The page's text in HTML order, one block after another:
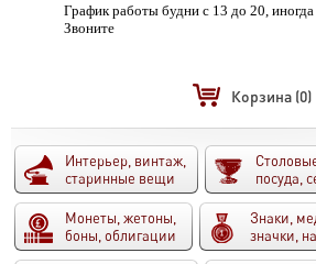
График работы будни с 13 до 20, иногда
Звоните
Корзина (0)
Интерьер, винтаж,
старинные вещи
посуда,
Монеты, жетоны,
боны, облигации
Знаки,
значки,